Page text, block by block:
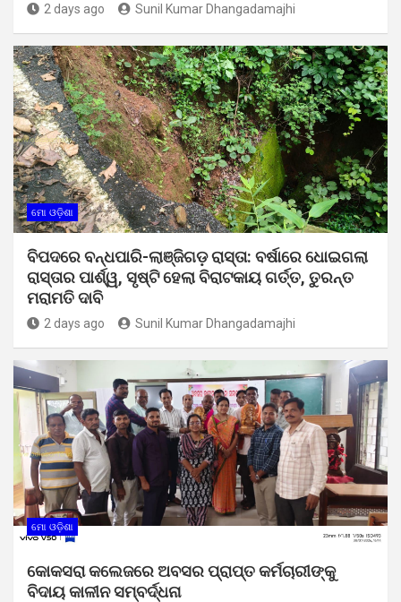
2 days ago Sunil Kumar Dhangadamajhi
ମୋ ଓଡ଼ିଶା
ବିପଦରେ ବନ୍ଧପାରି-ଲାଞ୍ଜିଗଡ଼ ରାସ୍ତା: ବର୍ଷାରେ ଧୋଇଗଲା
ରାସ୍ତାର ପାର୍ଶ୍ୱ, ସୃଷ୍ଟି ହେଲା ବିରାଟକାୟ ଗର୍ତ୍ତ, ତୁରନ୍ତ
ମରାମତି ଦାବି
2 days ago Sunil Kumar Dhangadamajhi
ମୋ ଓଡ଼ିଶା
କୋକସରା କଲେଜରେ ଅବସର ପ୍ରାପ୍ତ କର୍ମଚାରୀଙ୍କୁ
ବିଦାୟ କାଳୀନ ସମ୍ବର୍ଦ୍ଧନା